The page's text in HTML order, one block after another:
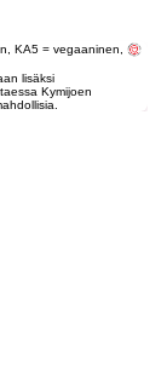
KA5 = vegaaninen,
lisäksi
Kymijoen